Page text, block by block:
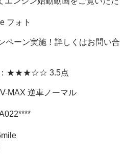
フォト
ーン実施！詳しくはお問い合
：★★★☆☆ 3.5点
MAX 逆車ノーマル